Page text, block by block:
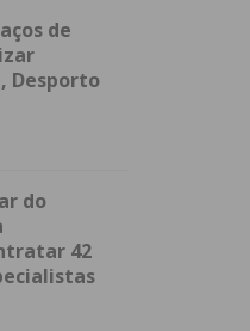
de
Desporto
do
42